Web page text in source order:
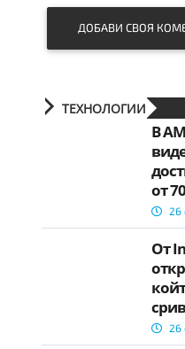
ДОБАВИ СВОЯ
ТЕХНОЛОГИИ
В
от
26
От
26